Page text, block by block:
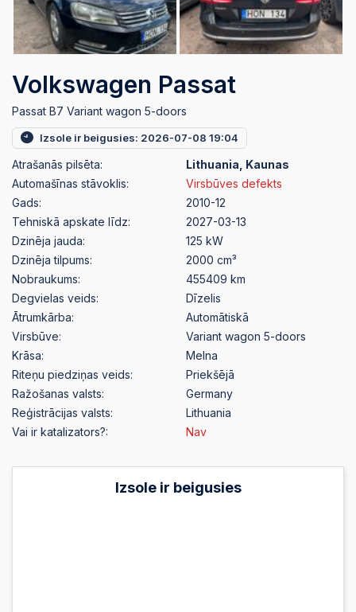
Volkswagen Passat
Passat B7 Variant wagon 5-doors
Izsole ir beigusies: 2026-07-08 19:04
Atrašanās pilsēta:
Lithuania, Kaunas
Automašīnas stāvoklis:
Virsbūves defekts
Gads:
2010-12
Tehniskā apskate līdz:
2027-03-13
Dzinēja jauda:
125 kW
Dzinēja tilpums:
2000 cm³
Nobraukums:
455409 km
Degvielas veids:
Dīzelis
Ātrumkārba:
Automātiskā
Virsbūve:
Variant wagon 5-doors
Krāsa:
Melna
Riteņu piedziņas veids:
Priekšējā
Ražošanas valsts:
Germany
Reģistrācijas valsts:
Lithuania
Vai ir katalizators?:
Nav
Izsole ir beigusies